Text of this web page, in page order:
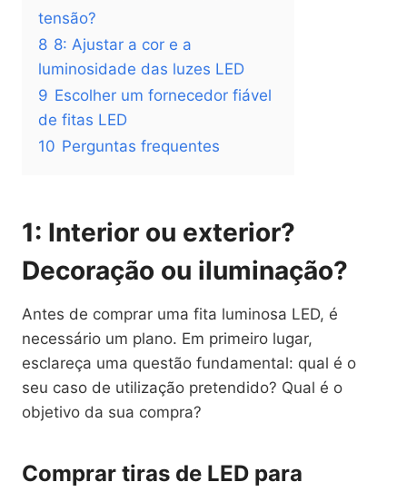
tensão?
8 8: Ajustar a cor e a
luminosidade das luzes LED
9 Escolher um fornecedor fiável
de fitas LED
10 Perguntas frequentes
1: Interior ou exterior?
Decoração ou iluminação?
Antes de comprar uma fita luminosa LED, é
necessário um plano. Em primeiro lugar,
esclareça uma questão fundamental: qual é o
seu caso de utilização pretendido? Qual é o
objetivo da sua compra?
Comprar tiras de LED para